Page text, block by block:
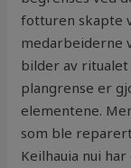
fotturen skapte
medarbeiderne
bilder av ritualet
plangrense er
elementene.
som ble
Keilhauia nui